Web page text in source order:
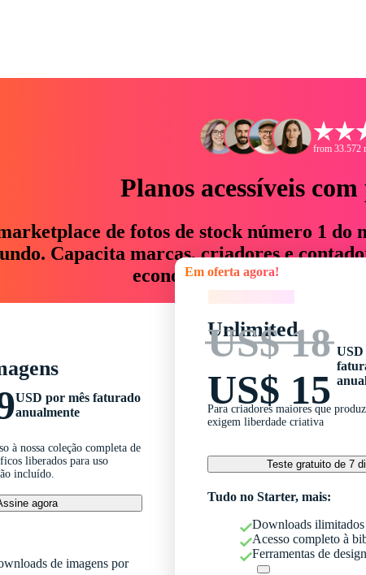
from 33.572
Planos acessíveis
de fotos de stock número 1
Capacita marcas, criadores e
economizam até 76% em
USD por mês faturado
anualmente
à nossa coleção completa de
liberados para uso
incluído.
agora
de imagens por
Em oferta agora!
Unlimited
US$ 18
US$ 15
USD
Para criadores maiores que
exigem liberdade criativa
Teste gratuito de 7
Tudo no Starter, mais:
Downloads ilimitados
Acesso completo à
Ferramentas de